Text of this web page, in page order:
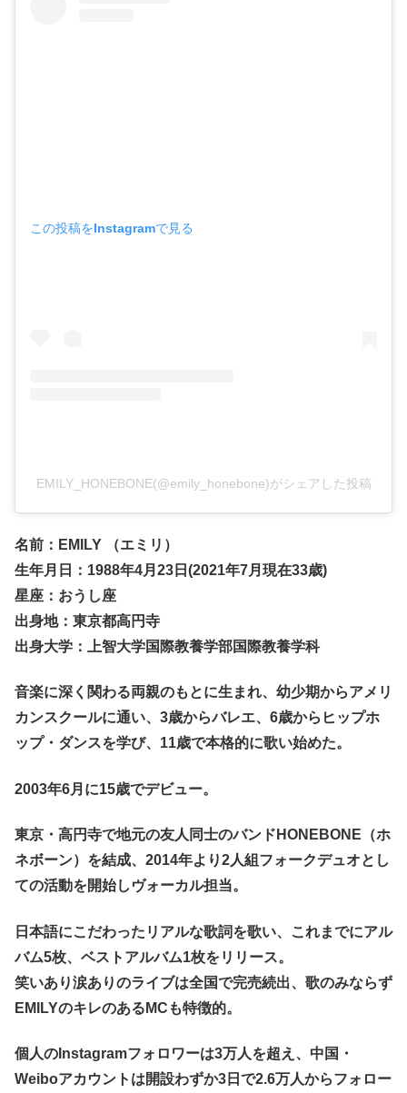
この投稿をInstagramで見る
EMILY_HONEBONE(@emily_honebone)がシェアした投稿
名前：EMILY （エミリ）
生年月日：1988年4月23日(2021年7月現在33歳)
星座：おうし座
出身地：東京都高円寺
出身大学：上智大学国際教養学部国際教養学科
音楽に深く関わる両親のもとに生まれ、幼少期からアメリ
カンスクールに通い、3歳からバレエ、6歳からヒップホ
ップ・ダンスを学び、11歳で本格的に歌い始めた。
2003年6月に15歳でデビュー。
東京・高円寺で地元の友人同士のバンドHONEBONE（ホ
ネボーン）を結成、2014年より2人組フォークデュオとし
ての活動を開始し ヴォーカル担当。
日本語にこだわったリアルな歌詞を歌い、これまでにアル
バム5枚、ベストアルバム1枚をリリース。
笑いあり涙ありのライブは全国で完売続出、歌のみならず
EMILYのキレのあるMCも特徴的。
個人のInstagramフォロワーは3万人を超え、中国・
Weiboアカウントは開設わずか3日で2.6万人からフォロー